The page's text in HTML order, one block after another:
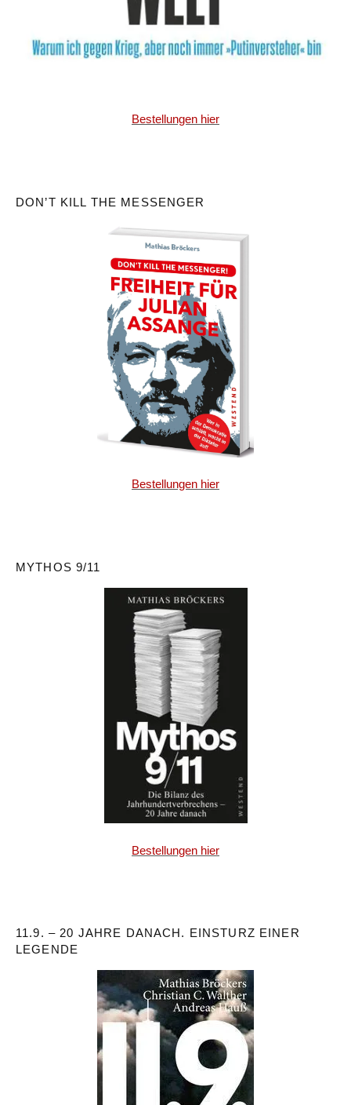
Bestellungen hier
DON’T KILL THE MESSENGER
Bestellungen hier
MYTHOS 9/11
Bestellungen hier
11.9. – 20 JAHRE DANACH. EINSTURZ EINER
LEGENDE